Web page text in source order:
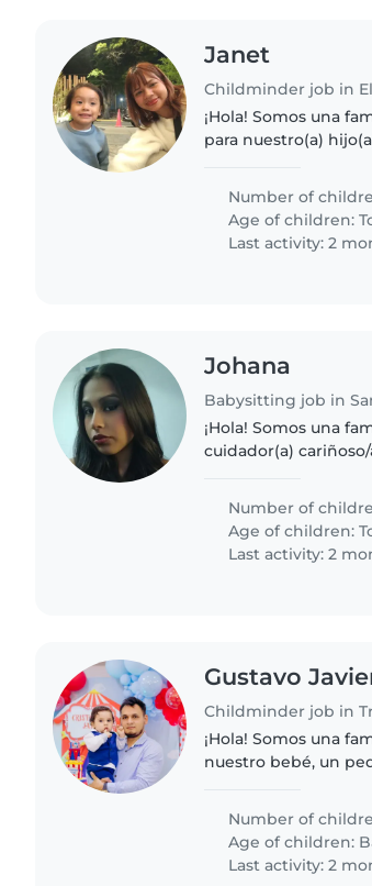
Janet
Childminder job in
¡Hola! Somos una
para nuestro(a)
alguien que pueda..
Number of
Age of children:
Last activity: 2
Johana
Babysitting job in
¡Hola! Somos una
cuidador(a)
juguetón. Buscamos
Number of
Age of children:
Last activity: 2
Gustavo
Childminder job in
¡Hola! Somos una
nuestro bebé, un
labores del hogar.
Number of
Age of children:
Last activity: 2